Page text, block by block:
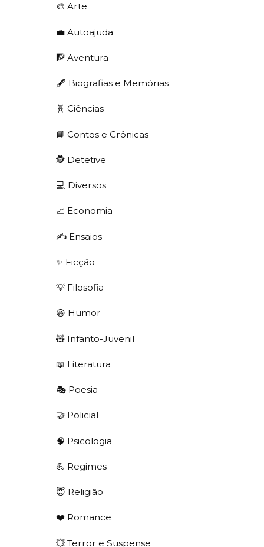
🎨 Arte
💼 Autoajuda
🧗 Aventura
🖋 Biografias e Memórias
🧬 Ciências
📘 Contos e Crônicas
🕵 Detetive
💻 Diversos
📈 Economia
✍️ Ensaios
✨ Ficção
💡 Filosofia
😆 Humor
🧸 Infanto-Juvenil
📖 Literatura
🎭 Poesia
🤝 Policial
🧠 Psicologia
💪 Regimes
😇 Religião
❤️ Romance
💥 Terror e Suspense